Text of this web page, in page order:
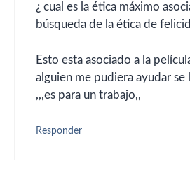
¿ cual es la ética máximo
búsqueda de la ética de
Esto esta asociado a la
alguien me pudiera ayudar se
,,,es para un trabajo,,
Responder